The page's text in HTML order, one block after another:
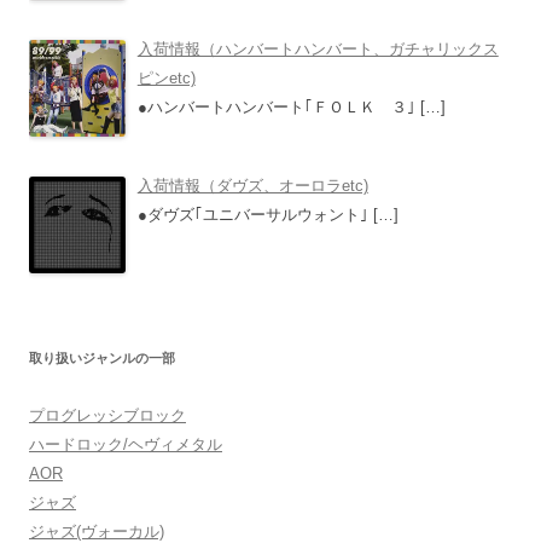
入荷情報（ハンバートハンバート、ガチャリックス
ピンetc)
●ハンバートハンバート｢ＦＯＬＫ ３｣ […]
入荷情報（ダヴズ、オーロラetc)
●ダヴズ｢ユニバーサルウォント｣ […]
取り扱いジャンルの一部
プログレッシブロック
ハードロック/ヘヴィメタル
AOR
ジャズ
ジャズ(ヴォーカル)